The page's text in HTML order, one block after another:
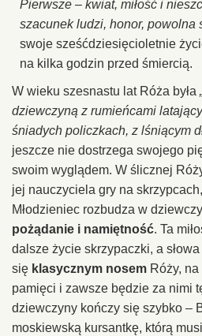
Pierwsze – kwiat, miłość i
szacunek ludzi, honor, powolna
swoje sześćdziesięcioletnie
na kilka godzin przed śmiercią.
W wieku szesnastu lat Róża była
dziewczyną z rumieńcami
śniadych policzkach, z lśniącym
jeszcze nie dostrzega swojego
swoim wyglądem. W ślicznej
jej nauczyciela gry na skrzypcach,
Młodzieniec rozbudza w
pożądanie i namiętność. Ta
dalsze życie skrzypaczki, a
się klasycznym nosem Róży,
pamięci i zawsze będzie za nimi
dziewczyny kończy się szybko –
moskiewską kursantkę, którą